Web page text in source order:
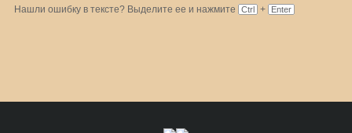
Нашли ошибку в тексте? Выделите ее и нажмите Ctrl + Enter